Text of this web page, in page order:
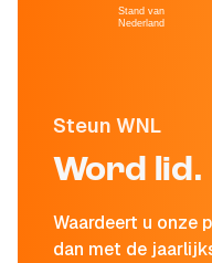
Steun WNL
Word lid.
Waardeert u onze
dan met de
Stand van
Nederland